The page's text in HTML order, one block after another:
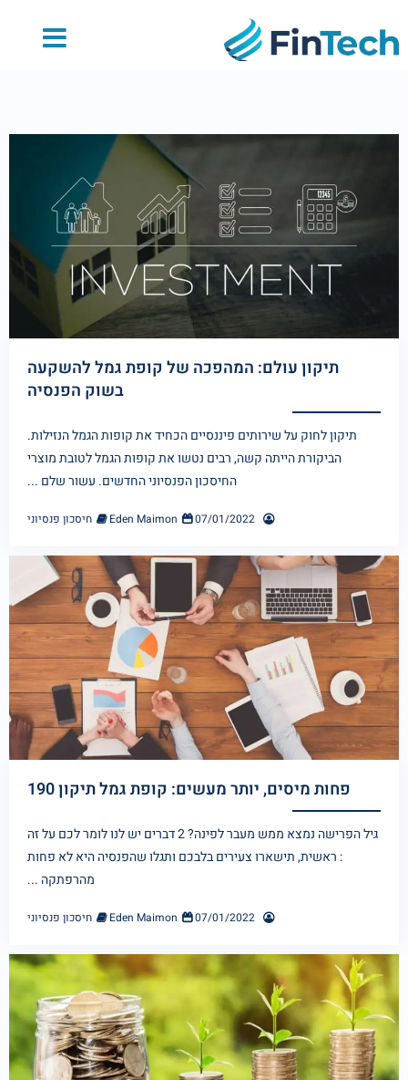
תיקון עולם: המהפכה של קופת גמל להשקעה
בשוק הפנסיה
תיקון לחוק על שירותים פיננסיים הכחיד את קופות הגמל הנזילות.
הביקורת הייתה קשה, רבים נטשו את קופות הגמל לטובת מוצרי
החיסכון הפנסיוני החדשים. עשור שלם ...
Eden Maimon 07/01/2022 חיסכון פנסיוני
פחות מיסים, יותר מעשים: קופת גמל תיקון 190
גיל הפרישה נמצא ממש מעבר לפינה? 2 דברים יש לנו לומר לכם על זה
: ראשית, תישארו צעירים בלבכם ותגלו שהפנסיה היא לא פחות
מהרפתקה ...
Eden Maimon 07/01/2022 חיסכון פנסיוני